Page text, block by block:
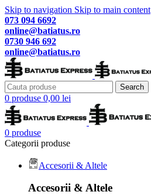
Skip to navigation Skip to main content
073 094 6692
online@batiatus.ro
0730 946 692
online@batiatus.ro
Search
0 produse 0,00 lei
0 produse
Categorii produse
Accesorii & Altele
Accesorii & Altele